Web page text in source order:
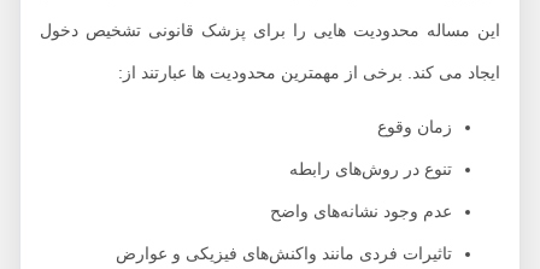
این مساله محدودیت هایی را برای پزشک قانونی تشخیص دخول
ایجاد می کند. برخی از مهمترین محدودیت ها عبارتند از:
زمان وقوع
تنوع در روش‌های رابطه
عدم وجود نشانه‌های واضح
تاثیرات فردی مانند واکنش‌های فیزیکی و عوارض